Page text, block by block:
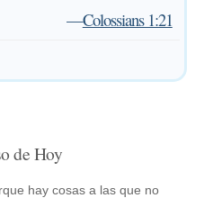
—Colossians 1:21
de Hoy
hay cosas a las que no